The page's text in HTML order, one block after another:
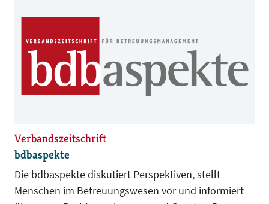
Verbandszeitschrift
bdbaspekte
Die bdbaspekte diskutiert Perspektiven, stellt
Menschen im Betreuungswesen vor und informiert